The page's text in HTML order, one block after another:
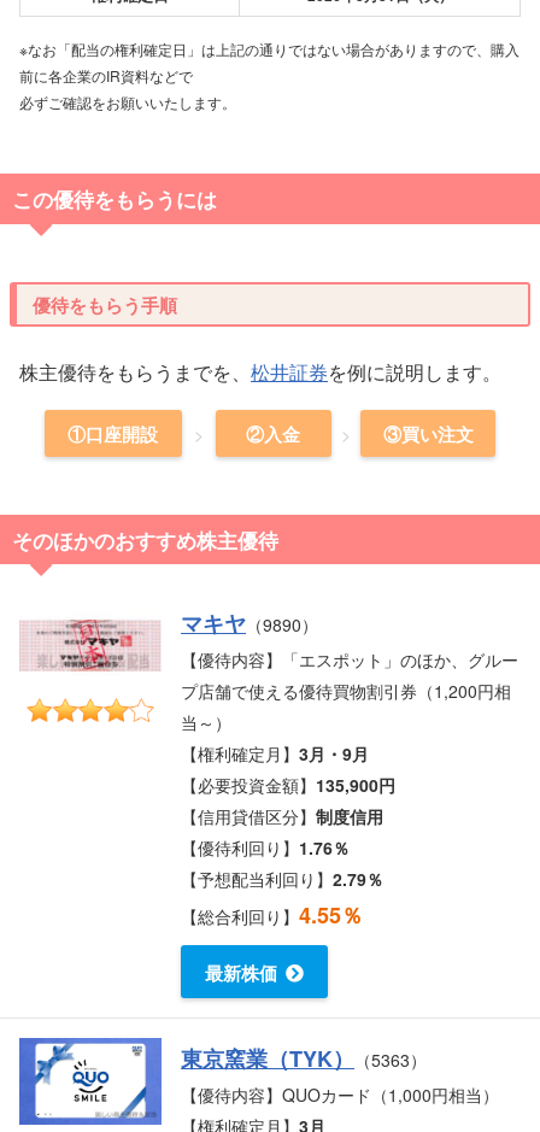
※なお「配当の権利確定日」は上記の通りではない場合がありますので、購入
前に各企業のIR資料などで
必ずご確認をお願いいたします。
この優待をもらうには
優待をもらう手順
株主優待をもらうまでを、 松井証券を例に説明します。
①口座開設 ②入金 ③買い注文
そのほかのおすすめ株主優待
マキヤ （9890）
【優待内容】「エスポット」のほか、グルー
プ店舗で使える優待買物割引券（1,200円相
当～）
【権利確定月】3月・9月
【必要投資金額】 135,900円
【信用貸借区分】制度信用
【優待利回り】 1.76％
【予想配当利回り】2.79％
【総合利回り】4.55％
最新株価
東京窯業（TYK）
（5363）
【優待内容】QUOカード（1,000円相当）
【権利確定月】3月